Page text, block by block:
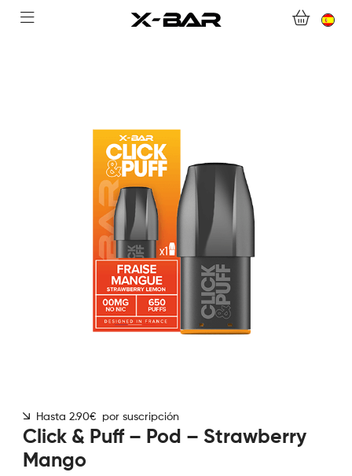
COLLECTIONS
CONTACTA CON NOSOTROS
PREGUNTAS MÁS FRECUENTES
CONVIÉRTASE EN UN MAYORISTA DE X-BAR
Hasta 2.90€ por suscripción
Click & Puff – Pod – Strawberry
Mango